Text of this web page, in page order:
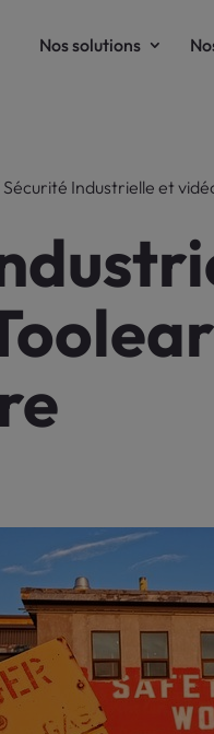
Nos solutions
Sécurité Industrielle et